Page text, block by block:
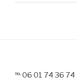
℡ 06 01 74 36 74